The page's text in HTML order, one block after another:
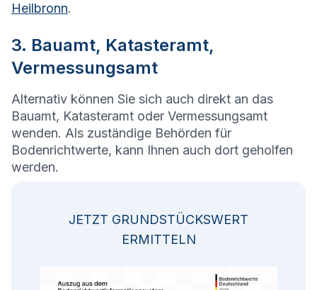
Heilbronn.
3. Bauamt, Katasteramt,
Vermessungsamt
Alternativ können Sie sich auch direkt an das
Bauamt, Katasteramt oder Vermessungsamt
wenden. Als zuständige Behörden für
Bodenrichtwerte, kann Ihnen auch dort geholfen
werden.
JETZT GRUNDSTÜCKSWERT
ERMITTELN